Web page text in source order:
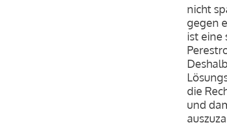
nicht
gegen
ist eine
die
und